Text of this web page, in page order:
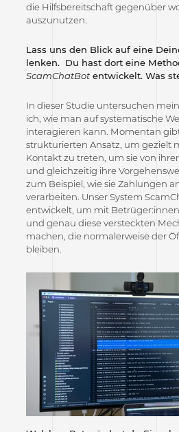
die Hilfsbereitschaft gegenüber
auszunutzen.
Lass uns den Blick auf eine
lenken. Du hast dort eine
ScamChatBotentwickelt. Was
In dieser Studie untersuchen
ich, wie man auf systematische
interagieren kann. Momentan
strukturierten Ansatz, um gezielt
Kontakt zu treten, um sie von
und gleichzeitig ihre
zum Beispiel, wie sie Zahlungen
verarbeiten. Unser System
entwickelt, um mit
und genau diese versteckten
machen, die normalerweise der
bleiben.